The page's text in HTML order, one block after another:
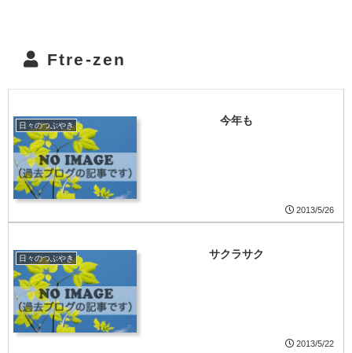
Ftre-zen
日々のつぶやき 今年も
2013/5/26
日々のつぶやき サクラサク
2013/5/22